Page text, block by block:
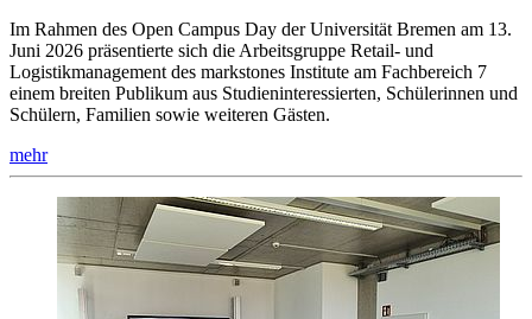
Im Rahmen des Open Campus Day der Universität Bremen am 13.
Juni 2026 präsentierte sich die Arbeitsgruppe Retail- und
Logistikmanagement des markstones Institute am Fachbereich 7
einem breiten Publikum aus Studieninteressierten, Schülerinnen und
Schülern, Familien sowie weiteren Gästen.
mehr